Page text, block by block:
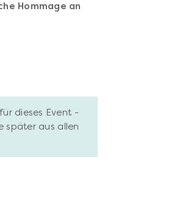
Hommage an
dieses Event -
später aus allen